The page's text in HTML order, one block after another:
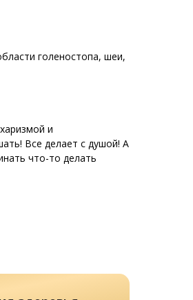
голеностопа, шеи,
и
Все делает с душой! А
что-то делать